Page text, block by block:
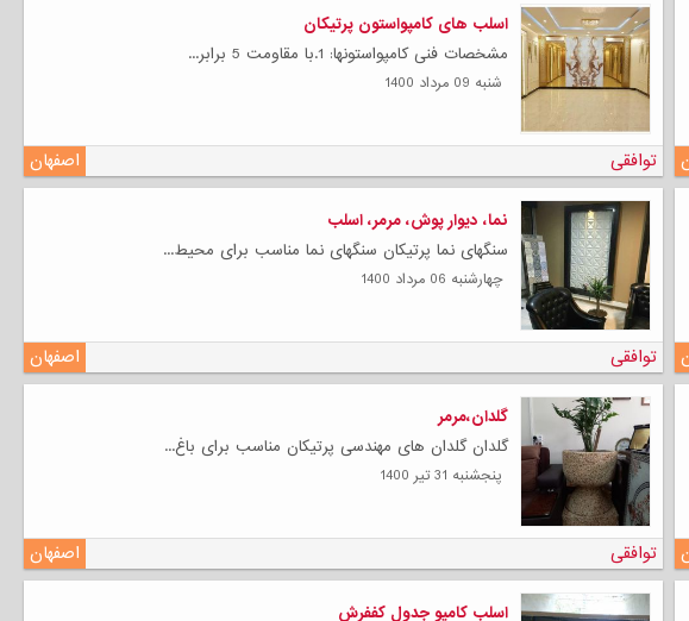
اسلب های کامپواستون پرتیکان
مشخصات فنی کامپواستونها: 1.با مقاومت 5 برابر...
شنبه 09 مرداد 1400
اصفهان توافقی
نما، دیوار پوش، مرمر، اسلب
سنگهای نما پرتیکان سنگهای نما مناسب برای محیط...
چهارشنبه 06 مرداد 1400
اصفهان توافقی
گلدان،مرمر
گلدان گلدان های مهندسی پرتیکان مناسب برای باغ...
پنجشنبه 31 تیر 1400
اصفهان توافقی
اسلب کامپو جدول کففرش